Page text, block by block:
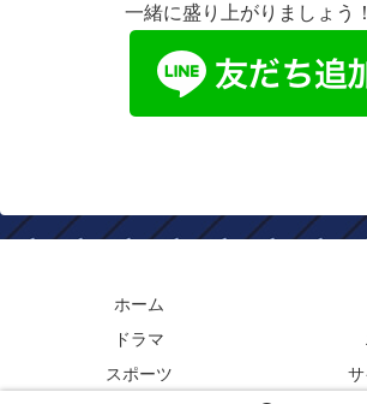
一緒に盛り上がりましょう
ホーム
ドラマ
スポーツ